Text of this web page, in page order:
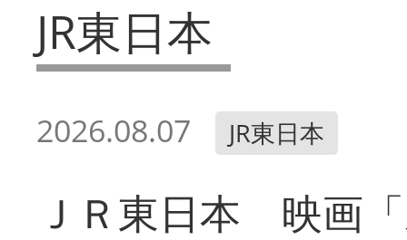
JR東日本
2026.08.07 JR東日本
ＪＲ東日本 映画